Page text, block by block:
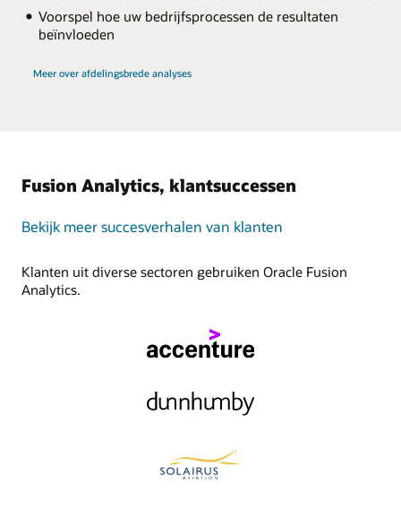
Voorspel hoe uw bedrijfsprocessen de resultaten
beïnvloeden
Meer over afdelingsbrede analyses
Fusion Analytics, klantsuccessen
Bekijk meer succesverhalen van klanten
Klanten uit diverse sectoren gebruiken Oracle Fusion
Analytics.